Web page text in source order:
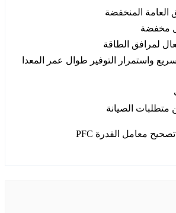
العامة المنخفضة
مخفضة
لمرافق الطاقة
واستمرار التوفير طوال عمر المعدا
متطلبات الصيانة